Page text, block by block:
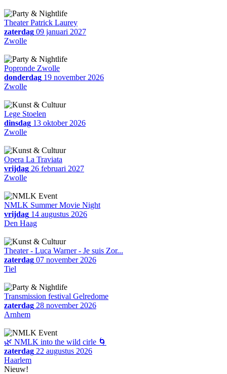
Theater Patrick Laurey
zaterdag 09 januari 2027
Zwolle
Popronde Zwolle
donderdag 19 november 2026
Zwolle
Lege Stoelen
dinsdag 13 oktober 2026
Zwolle
Opera La Traviata
vrijdag 26 februari 2027
Zwolle
NMLK Summer Movie Night
vrijdag 14 augustus 2026
Den Haag
Theater - Luca Warner - Je suis Zor...
zaterdag 07 november 2026
Tiel
Transmission festival Gelredome
zaterdag 28 november 2026
Arnhem
🌿 NMLK into the wild cirle 🌀
zaterdag 22 augustus 2026
Haarlem
Nieuw!